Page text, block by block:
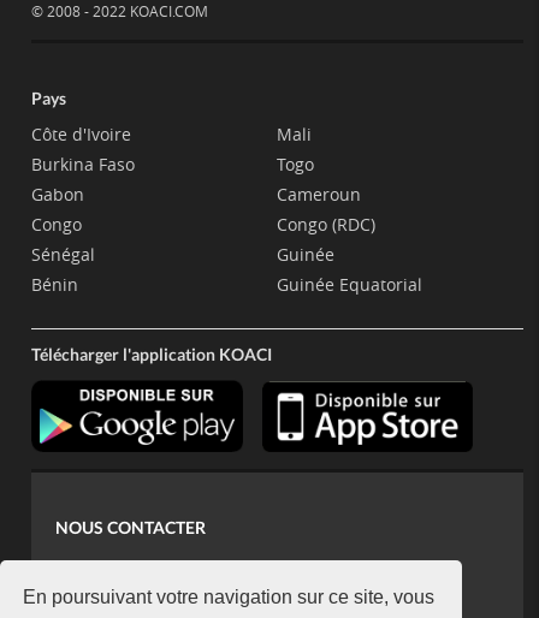
En poursuivant votre navigation sur ce site, vous
© 2008 - 2022 KOACI.COM
Pays
Côte d'Ivoire
Burkina Faso
Gabon
Congo
Sénégal
Bénin
Mali
Togo
Cameroun
Congo (RDC)
Guinée
Guinée Equatorial
Télécharger l'application KOACI
NOUS CONTACTER
koaci@yahoo.fr